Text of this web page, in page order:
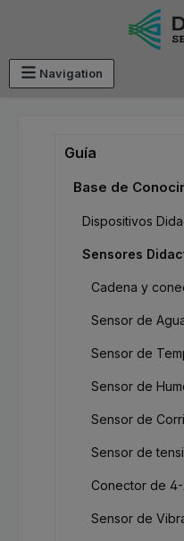
Saltar al contenido principal
Navigation
Guía
Base de
Dispositivos
Sensores
Cadena y
Sensor de
Sensor de
Sensor de
Sensor de
Sensor de
Conector de 4-
Sensor de